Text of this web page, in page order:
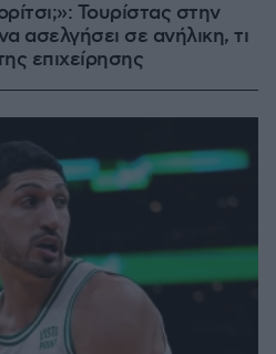
Τουρίστας στην
ασελγήσει σε ανήλικη, τι
επιχείρησης